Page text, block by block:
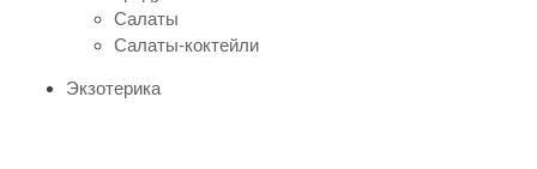
Салаты
Салаты-коктейли
Экзотерика